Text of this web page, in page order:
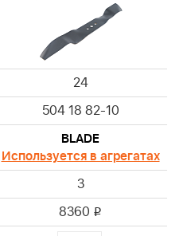
24
504 18 82-10
BLADE
Используется в агрегатах
3
8360 i